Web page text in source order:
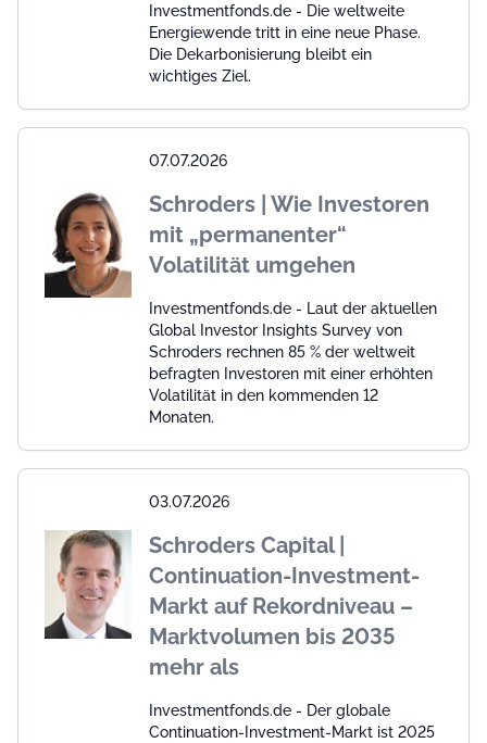
Investmentfonds.de - Die weltweite
Energiewende tritt in eine neue Phase.
Die Dekarbonisierung bleibt ein
wichtiges Ziel.
07.07.2026
Schroders | Wie Investoren
mit „permanenter“
Volatilität umgehen
Investmentfonds.de - Laut der aktuellen
Global Investor Insights Survey von
Schroders rechnen 85 % der weltweit
befragten Investoren mit einer erhöhten
Volatilität in den kommenden 12
Monaten.
03.07.2026
Schroders Capital |
Continuation-Investment-
Markt auf Rekordniveau –
Marktvolumen bis 2035
mehr als
Investmentfonds.de - Der globale
Continuation-Investment-Markt ist 2025